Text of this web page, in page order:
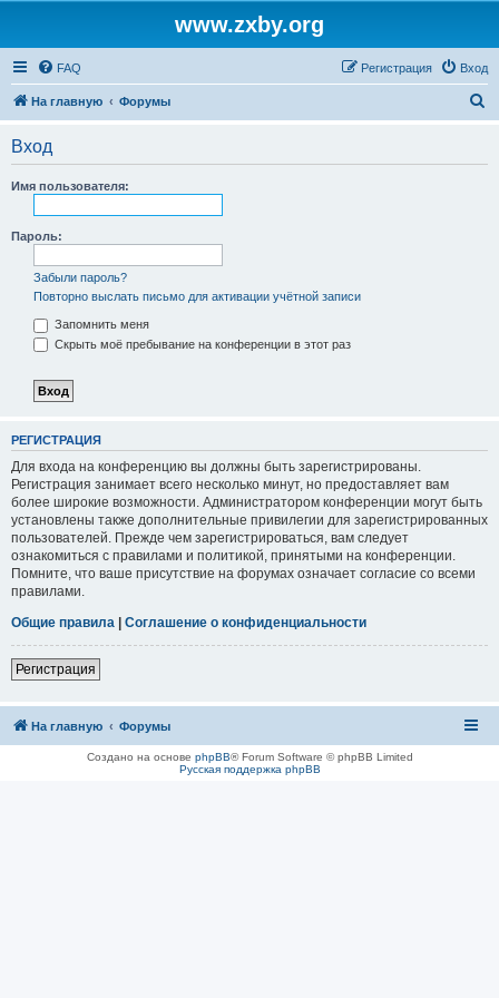
www.zxby.org
FAQ Вход
Регистрация
На главную Форумы
Вход
Имя пользователя:
Пароль:
Забыли пароль?
Повторно выслать письмо для активации учётной записи
Запомнить меня
Скрыть моё пребывание на конференции в этот раз
РЕГИСТРАЦИЯ
Для входа на конференцию вы должны быть зарегистрированы.
Регистрация занимает всего несколько минут, но предоставляет вам
более широкие возможности. Администратором конференции могут быть
установлены также дополнительные привилегии для зарегистрированных
пользователей. Прежде чем зарегистрироваться, вам следует
ознакомиться с правилами и политикой, принятыми на конференции.
Помните, что ваше присутствие на форумах означает согласие со всеми
правилами.
Общие правила | Соглашение о конфиденциальности
Регистрация
На главную Форумы
Создано на основе phpBB® Forum Software © phpBB Limited
Русская поддержка phpBB